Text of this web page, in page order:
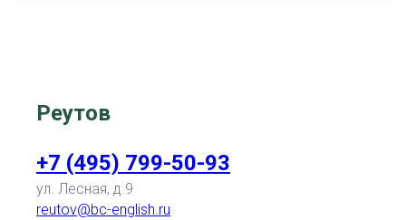
Реутов
+7 (495) 799-50-93
ул. Лесная, д.9
reutov@bc-english.ru